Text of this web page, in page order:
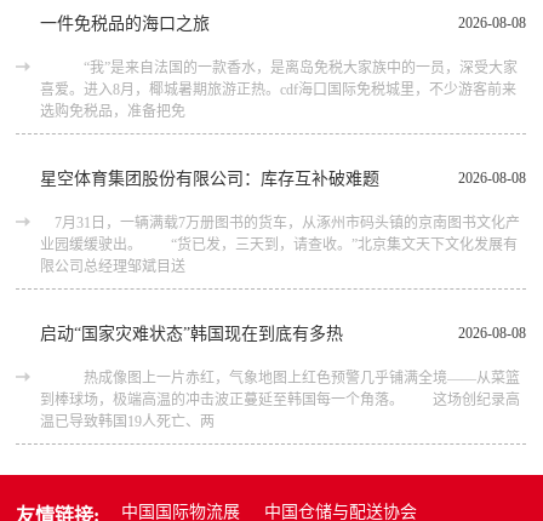
2026-08-08
一件免税品的海口之旅
“我”是来自法国的一款香水，是离岛免税大家族中的一员，深受大家
喜爱。进入8月，椰城暑期旅游正热。cdf海口国际免税城里，不少游客前来
选购免税品，准备把免
2026-08-08
星空体育集团股份有限公司：库存互补破难题
7月31日，一辆满载7万册图书的货车，从涿州市码头镇的京南图书文化产
业园缓缓驶出。 “货已发，三天到，请查收。”北京集文天下文化发展有
限公司总经理邹斌目送
2026-08-08
启动“国家灾难状态”韩国现在到底有多热
热成像图上一片赤红，气象地图上红色预警几乎铺满全境——从菜篮
到棒球场，极端高温的冲击波正蔓延至韩国每一个角落。 这场创纪录高
温已导致韩国19人死亡、两
友情链接: 中国国际物流展 中国仓储与配送协会